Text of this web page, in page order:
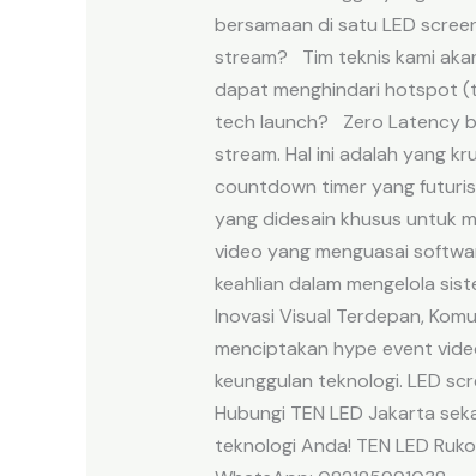
bersamaan di satu LED
stream? Tim teknis kami
dapat menghindari hotspot
tech launch? Zero Latency
stream. Hal ini adalah yang
countdown timer yang
yang didesain khusus untuk
video yang menguasai
keahlian dalam mengelola
Inovasi Visual Terdepan,
menciptakan hype event
keunggulan teknologi. LED
Hubungi TEN LED Jakarta
teknologi Anda! TEN LED